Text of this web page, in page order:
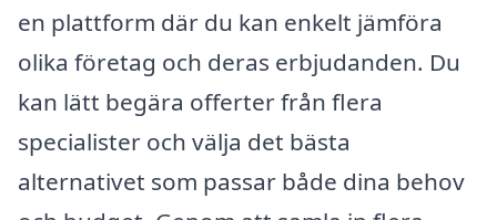
en plattform där du kan enkelt jämföra
olika företag och deras erbjudanden. Du
kan lätt begära offerter från flera
specialister och välja det bästa
alternativet som passar både dina behov